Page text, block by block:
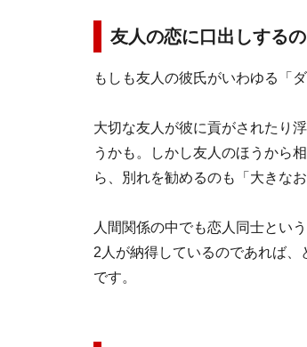
友人の恋に口出しする
もしも友人の彼氏がいわゆる「
大切な友人が彼に貢がされたり
うかも。しかし友人のほうから
ら、別れを勧めるのも「大きな
人間関係の中でも恋人同士とい
2人が納得しているのであれば
です。